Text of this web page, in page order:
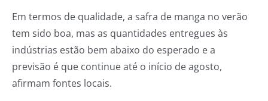
Em termos de qualidade, a safra de manga no verão
tem sido boa, mas as quantidades entregues às
indústrias estão bem abaixo do esperado e a
previsão é que continue até o início de agosto,
afirmam fontes locais.